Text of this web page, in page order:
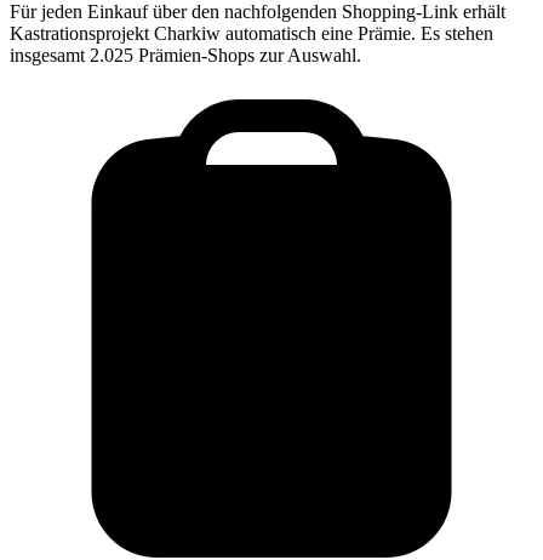
Für jeden Einkauf über den nachfolgenden Shopping-Link erhält
Kastrationsprojekt Charkiw automatisch eine Prämie. Es stehen
insgesamt 2.025 Prämien-Shops zur Auswahl.